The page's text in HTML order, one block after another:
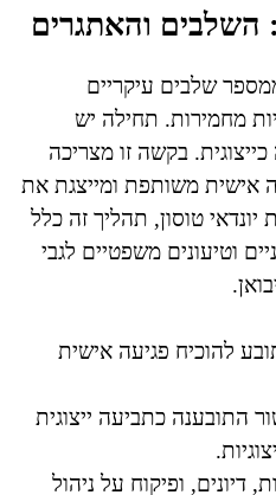
השלבים והאתגרים
שלבים עיקריים
מחמירות. תחילה יש
בקשה זו מצריכה
אישית משותפת ומייצגת את
טוסון, תהליך זה כלל
וטיעונים משפטיים לגבי
להוכיח פגיעה אישית
התובענה כתביעה ייצוגית
דיונים, ופיקוח על ניהול